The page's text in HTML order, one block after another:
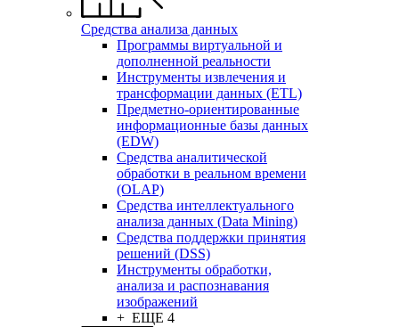
Средства анализа данных
Программы виртуальной и
дополненной реальности
Инструменты извлечения и
трансформации данных (ETL)
Предметно-ориентированные
информационные базы данных
(EDW)
Средства аналитической
обработки в реальном времени
(OLAP)
Средства интеллектуального
анализа данных (Data Mining)
Средства поддержки принятия
решений (DSS)
Инструменты обработки,
анализа и распознавания
изображений
+ ЕЩЕ 4